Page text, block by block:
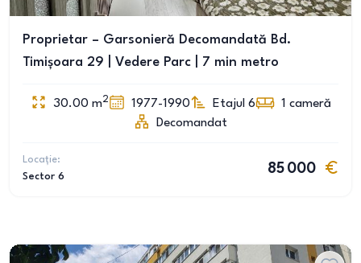
Proprietar – Garsonieră Decomandată Bd.
Timișoara 29 | Vedere Parc | 7 min metro
30.00 m2 1977-1990 Etajul 6 1 cameră
Decomandat
Locație:
Sector 6
85 000